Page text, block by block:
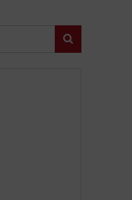
Zoeken